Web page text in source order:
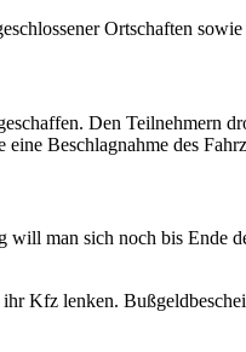
Ortschaften
Den Teilnehmern
Beschlagnahme des
man sich noch bis Ende
Kfz lenken.